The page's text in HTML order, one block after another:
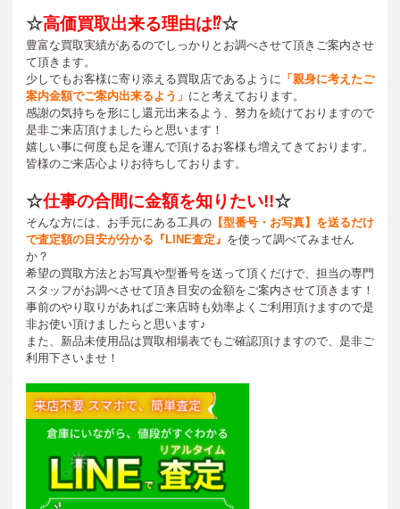
☆高価買取出来る理由は⁉☆
豊富な買取実績があるのでしっかりとお調べさせて頂きご案内させ
て頂きます。
少しでもお客様に寄り添える買取店であるように 「親身に考えたご
案内金額でご案内出来るよう」 にと考えております。
感謝の気持ちを形にし還元出来るよう、努力を続けておりますので
是非ご来店頂けましたらと思います！
嬉しい事に何度も足を運んで頂けるお客様も増えてきております。
皆様のご来店心よりお待ちしております。
☆仕事の合間に金額を知りたい!!☆
そんな方には、お手元にある工具の【型番号・お写真】を送るだけ
で査定額の目安が分かる『LINE査定』 を使って調べてみません
か？
希望の買取方法とお写真や型番号を送って頂くだけで、担当の専門
スタッフがお調べさせて頂き目安の金額をご案内させて頂きます！
事前のやり取りがあればご来店時も効率よくご利用頂けますので是
非お使い頂けましたらと思います♪
また、新品未使用品は買取相場表でもご確認頂けますので、是非ご
利用下さいませ！